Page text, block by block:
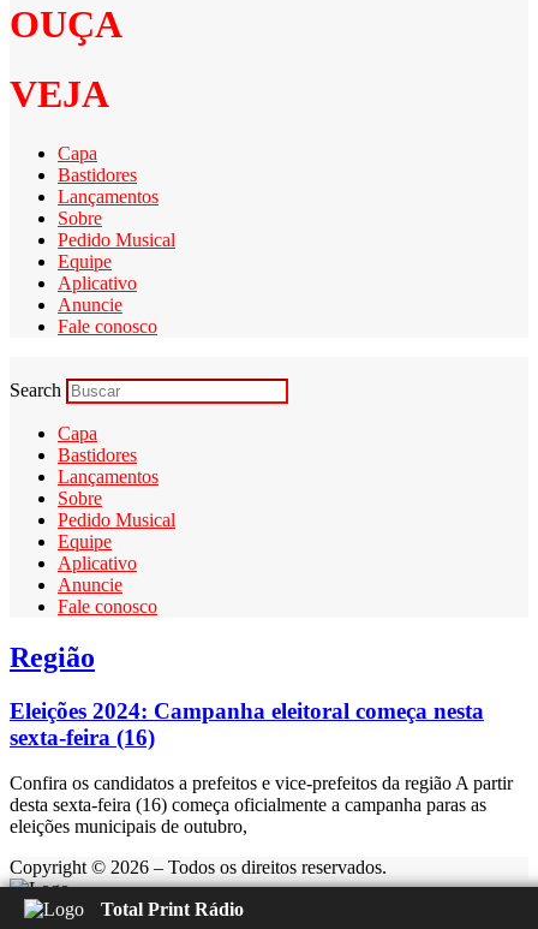
OUÇA
VEJA
Capa
Bastidores
Lançamentos
Sobre
Pedido Musical
Equipe
Aplicativo
Anuncie
Fale conosco
Search
Capa
Bastidores
Lançamentos
Sobre
Pedido Musical
Equipe
Aplicativo
Anuncie
Fale conosco
Região
Eleições 2024: Campanha eleitoral começa nesta
sexta-feira (16)
Confira os candidatos a prefeitos e vice-prefeitos da região A partir
desta sexta-feira (16) começa oficialmente a campanha paras as
eleições municipais de outubro,
Copyright © 2026 – Todos os direitos reservados.
Total Print Rádio
Rádio Feliz